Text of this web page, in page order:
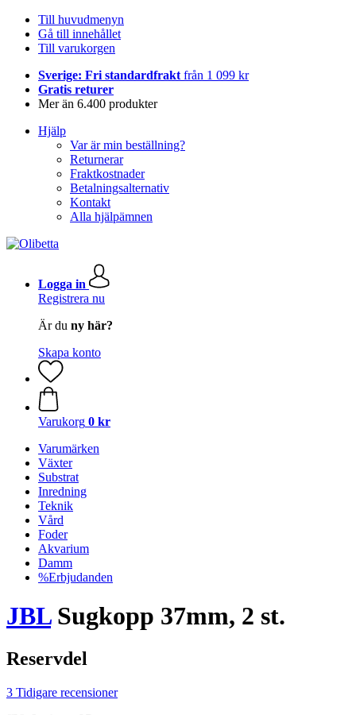
Till huvudmenyn
Gå till innehållet
Till varukorgen
Sverige: Fri standardfrakt från 1 099 kr
Gratis returer
Mer än 6.400 produkter
Hjälp
Var är min beställning?
Returnerar
Fraktkostnader
Betalningsalternativ
Kontakt
Alla hjälpämnen
Logga in
Registrera nu
Är du ny här?
Skapa konto
Varukorg 0 kr
Varumärken
Växter
Substrat
Inredning
Teknik
Vård
Foder
Akvarium
Damm
%Erbjudanden
JBLSugkopp 37mm, 2 st.
Reservdel
3 Tidigare recensioner